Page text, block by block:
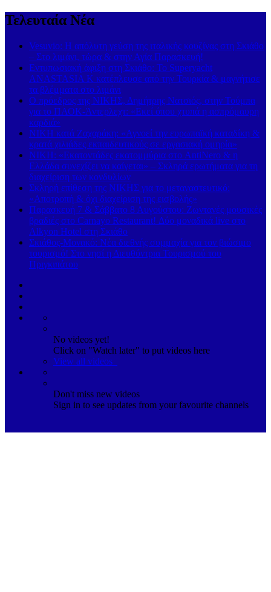
Τελευταία Νέα
Vesuvio: Η απόλυτη γεύση της ιταλικής κουζίνας στη Σκιάθο
– Στο λιμάνι, τώρα & στην Αγία Παρασκευή!
Εντυπωσιακή άφιξη στη Σκιάθο: Το Superyacht
ANASTASIA K κατέπλευσε από την Τουρκία & μαγνήτισε
τα βλέμματα στο λιμάνι
Ο πρόεδρος της ΝΙΚΗΣ, Δημήτρης Νατσιός, στην Τούμπα
για το ΠΑΟΚ-Άντερλεχτ: «Εκεί όπου χτυπά η ασπρόμαυρη
καρδιά»
ΝΙΚΗ κατά Ζαχαράκη: «Αγνοεί την ευρωπαϊκή καταδίκη &
κρατά χιλιάδες εκπαιδευτικούς σε εργασιακή ομηρία»
ΝΙΚΗ: «Εκατοντάδες εκατομμύρια στο AntiNero & η
Ελλάδα συνεχίζει να καίγεται» – Σκληρά ερωτήματα για τη
διαχείριση των κονδυλίων
Σκληρή επίθεση της ΝΙΚΗΣ για το μεταναστευτικό:
«Αποτροπή & όχι διαχείριση της εισβολής»
Παρασκευή 7 & Σάββατο 8 Αυγούστου: Ζωντανές μουσικές
βραδιές στο Carnayo Restaurant! Δύο μοναδικά live στο
Alkyon Hotel στη Σκιάθο
Σκιάθος-Μονακό: Νέα διεθνής συμμαχία για τον βιώσιμο
τουρισμό! Στο νησί η Διευθύντρια Τουρισμού του
Πριγκιπάτου
No videos yet!
Click on "Watch later" to put videos here
View all videos
Don't miss new videos
Sign in to see updates from your favourite channels